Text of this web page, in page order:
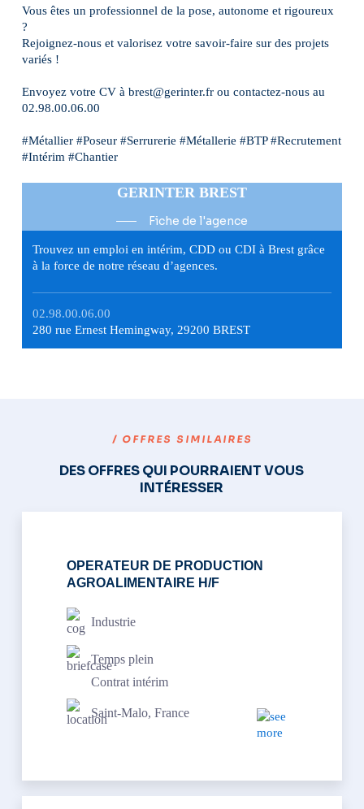
Vous êtes un professionnel de la pose, autonome et rigoureux
?
Rejoignez-nous et valorisez votre savoir-faire sur des projets
variés !
Envoyez votre CV à brest@gerinter.fr ou contactez-nous au
02.98.00.06.00
#Métallier #Poseur #Serrurerie #Métallerie #BTP #Recrutement
#Intérim #Chantier
GERINTER BREST
Fiche de l'agence
Trouvez un emploi en intérim, CDD ou CDI à Brest grâce
à la force de notre réseau d’agences.
02.98.00.06.00
280 rue Ernest Hemingway, 29200 BREST
/ OFFRES SIMILAIRES
DES OFFRES QUI POURRAIENT VOUS
INTÉRESSER
OPERATEUR DE PRODUCTION
AGROALIMENTAIRE H/F
Industrie
Temps plein
Contrat intérim
Saint-Malo, France